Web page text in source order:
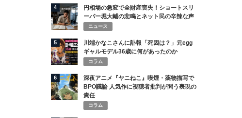
4
円相場の急変で全財産喪失！ショートスリ
ーパー堀大輔の悲鳴とネット民の辛辣な声
ニュース
5
川端かなこさんに訃報「死因は？」元egg
ギャルモデル36歳に何があったのか
コラム
6
深夜アニメ『ヤニねこ』喫煙・薬物描写で
BPO議論 人気作に視聴者批判が問う表現の
責任
コラム